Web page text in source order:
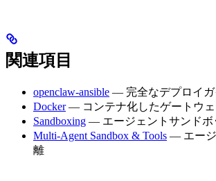
関連項目
openclaw-ansible — 完全なデプロイガ
Docker— コンテナ化したゲートウ
Sandboxing — エージェントサンドボ
Multi-Agent Sandbox & Tools — エー
離